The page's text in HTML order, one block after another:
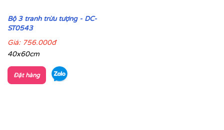
Bộ 3 tranh trừu tượng - DC-
ST0543
Giá: 756.000đ
40x60cm
Đặt hàng